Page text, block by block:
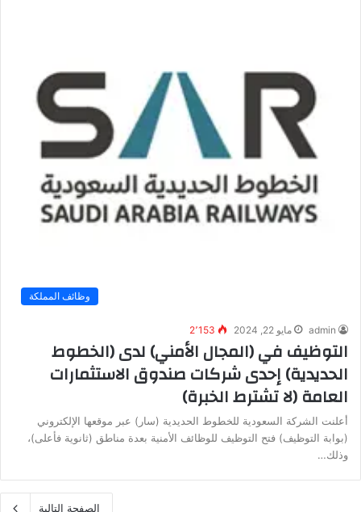
وظائف المملكة
admin مايو 22, 2024 2٬153
التوظيف في (المجال الأمني) لدى (الخطوط
الحديدية) إحدى شركات صندوق الاستثمارات
العامة (لا تشترط الخبرة)
أعلنت الشركة السعودية للخطوط الحديدية (سار) عبر موقعها الإلكتروني
(بوابة التوظيف) فتح التوظيف للوظائف الأمنية بعدة مناطق (ثانوية فأعلى)،
وذلك…
الصفحة التالية